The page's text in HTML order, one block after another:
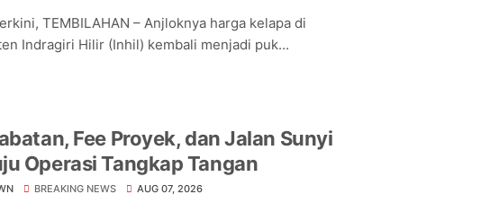
TEMBILAHAN – Anjloknya harga kelapa di
Indragiri Hilir (Inhil) kembali menjadi puk...
Fee Proyek, dan Jalan Sunyi
Operasi Tangkap Tangan
BREAKING NEWS AUG 07, 2026